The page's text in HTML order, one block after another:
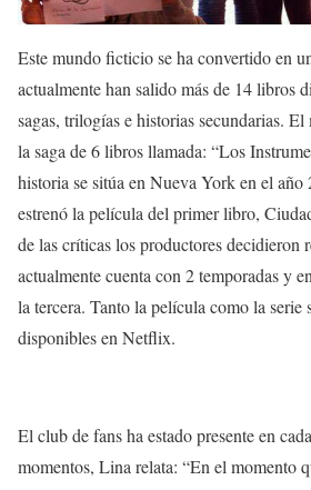
Este mundo ficticio se ha convertido en
actualmente han salido más de 14 libros
sagas, trilogías e historias secundarias.
la saga de 6 libros llamada: “Los
historia se sitúa en Nueva York en el
estrenó la película del primer libro,
de las críticas los productores decidieron
actualmente cuenta con 2 temporadas y
la tercera. Tanto la película como la serie
disponibles en Netflix.
El club de fans ha estado presente en
momentos, Lina relata: “En el momento